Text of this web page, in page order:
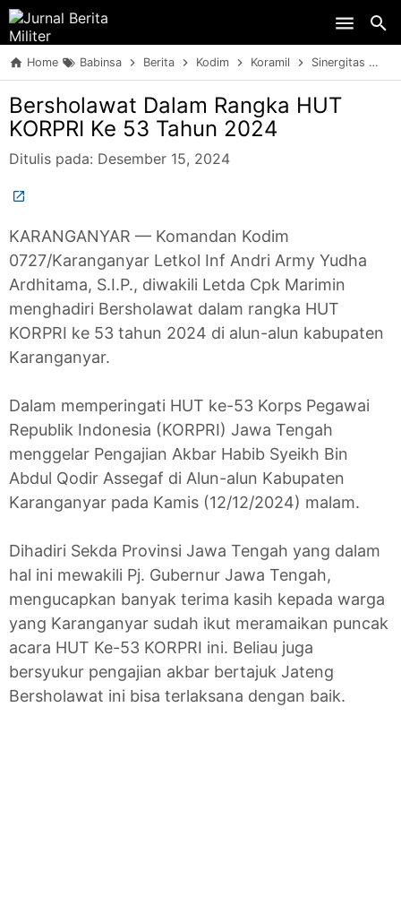
Home Babinsa Berita Kodim Koramil Sinergitas
Bersholawat Dalam Rangka HUT
KORPRI Ke 53 Tahun 2024
Ditulis pada: Desember 15, 2024
KARANGANYAR — Komandan Kodim
0727/Karanganyar Letkol Inf Andri Army Yudha
Ardhitama, S.I.P., diwakili Letda Cpk Marimin
menghadiri Bersholawat dalam rangka HUT
KORPRI ke 53 tahun 2024 di alun-alun kabupaten
Karanganyar.
Dalam memperingati HUT ke-53 Korps Pegawai
Republik Indonesia (KORPRI) Jawa Tengah
menggelar Pengajian Akbar Habib Syeikh Bin
Abdul Qodir Assegaf di Alun-alun Kabupaten
Karanganyar pada Kamis (12/12/2024) malam.
Dihadiri Sekda Provinsi Jawa Tengah yang dalam
hal ini mewakili Pj. Gubernur Jawa Tengah,
mengucapkan banyak terima kasih kepada warga
yang Karanganyar sudah ikut meramaikan puncak
acara HUT Ke-53 KORPRI ini. Beliau juga
bersyukur pengajian akbar bertajuk Jateng
Bersholawat ini bisa terlaksana dengan baik.